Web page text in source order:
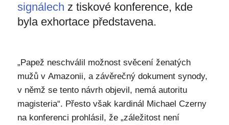
signálech z tiskové konference, kde
byla exhortace představena.
„Papež neschválil možnost svěcení ženatých
mužů v Amazonii, a závěrečný dokument synody,
v němž se tento návrh objevil, nemá autoritu
magisteria“. Přesto však kardinál Michael Czerny
na konferenci prohlásil, že „záležitost není